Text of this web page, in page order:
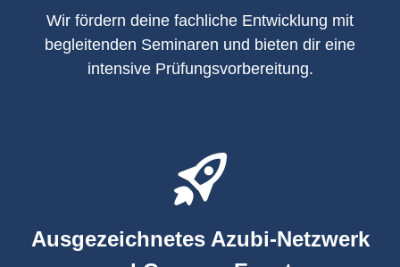
Wir fördern deine fachliche Entwicklung mit
begleitenden Seminaren und bieten dir eine
intensive Prüfungsvorbereitung.
Ausgezeichnetes Azubi-Netzwerk